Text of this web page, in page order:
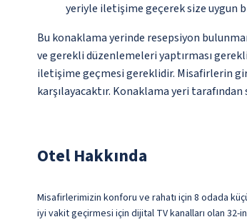
yeriyle iletişime geçerek size uygun
Bu konaklama yerinde resepsiyon
ve gerekli düzenlemeleri yaptırması
iletişime geçmesi gereklidir. Misafirlerin
karşılayacaktır. Konaklama yeri
Otel Hakkında
Misafirlerimizin konforu ve rahatı için 8 odada
iyi vakit geçirmesi için dijital TV kanalları olan